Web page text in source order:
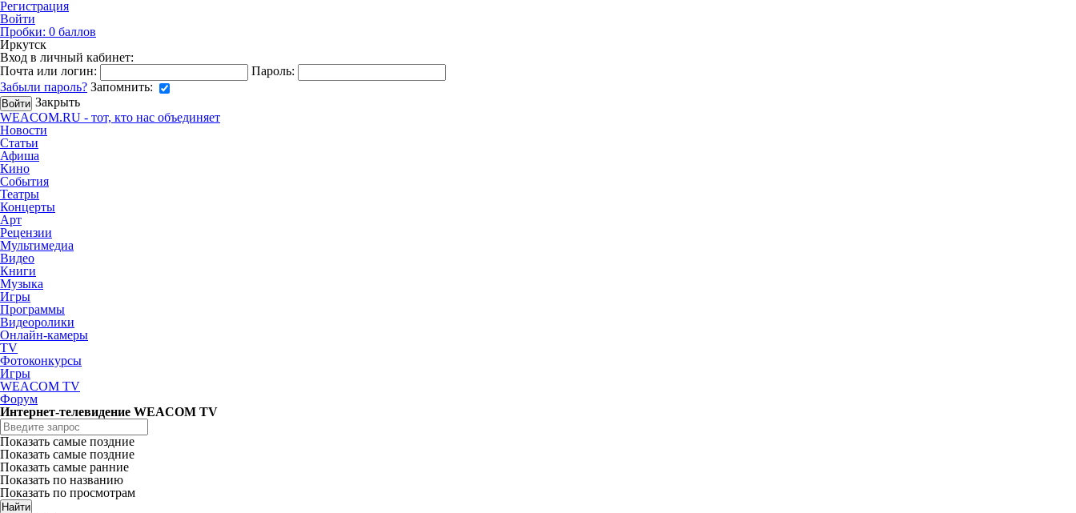
Регистрация
Войти
Пробки: 0 баллов
Иркутск
Вход в личный кабинет:
Почта или логин:
Пароль:
Забыли пароль? Запомнить:
Закрыть
WEACOM.RU - тот, кто нас объединяет
Новости
Статьи
Афиша
Кино
События
Театры
Концерты
Арт
Рецензии
Мультимедиа
Видео
Книги
Музыка
Игры
Программы
Видеоролики
Онлайн-камеры
TV
Фотоконкурсы
Игры
WEACOM TV
Форум
Интернет-телевидение WEACOM TV
Показать самые поздние
Показать самые поздние
Показать самые ранние
Показать по названию
Показать по просмотрам